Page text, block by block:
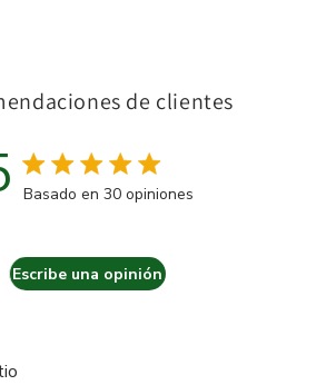
de clientes
Calificación de 5 estrellas
Basado en 30 opiniones
Escribe una opinión